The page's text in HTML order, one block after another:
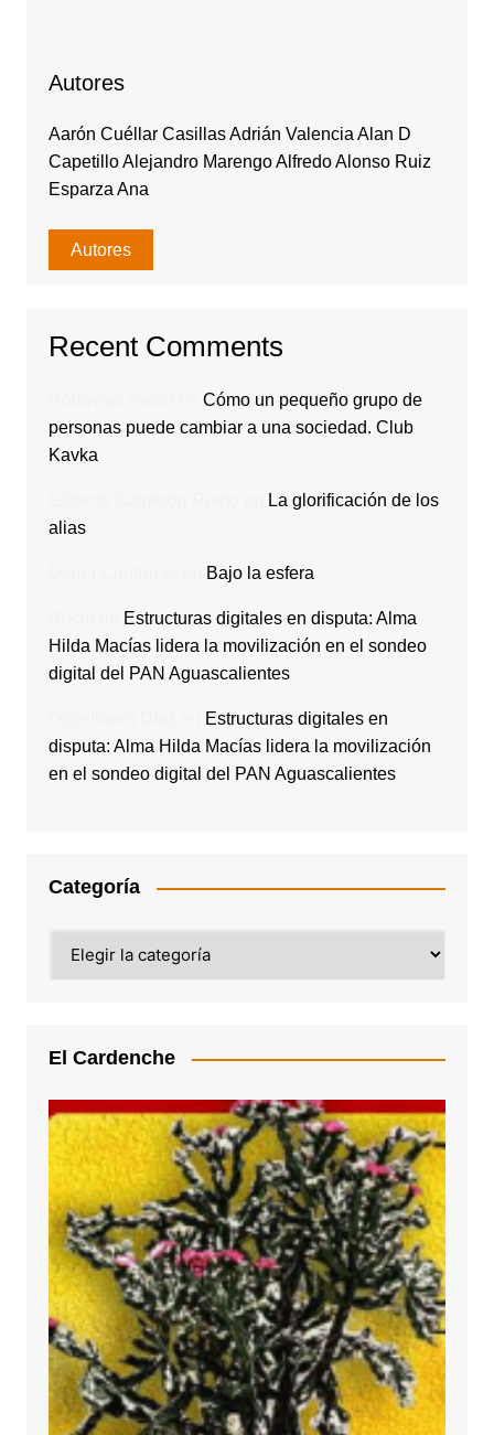
Autores
Aarón Cuéllar Casillas Adrián Valencia Alan D
Capetillo Alejandro Marengo Alfredo Alonso Ruiz
Esparza Ana
Autores
Recent Comments
Cómo un pequeño grupo de
personas puede cambiar a una sociedad. Club
Kavka
La glorificación de los
alias
Bajo la esfera
Estructuras digitales en disputa: Alma
Hilda Macías lidera la movilización en el sondeo
digital del PAN Aguascalientes
Estructuras digitales en
disputa: Alma Hilda Macías lidera la movilización
en el sondeo digital del PAN Aguascalientes
Categoría
El Cardenche